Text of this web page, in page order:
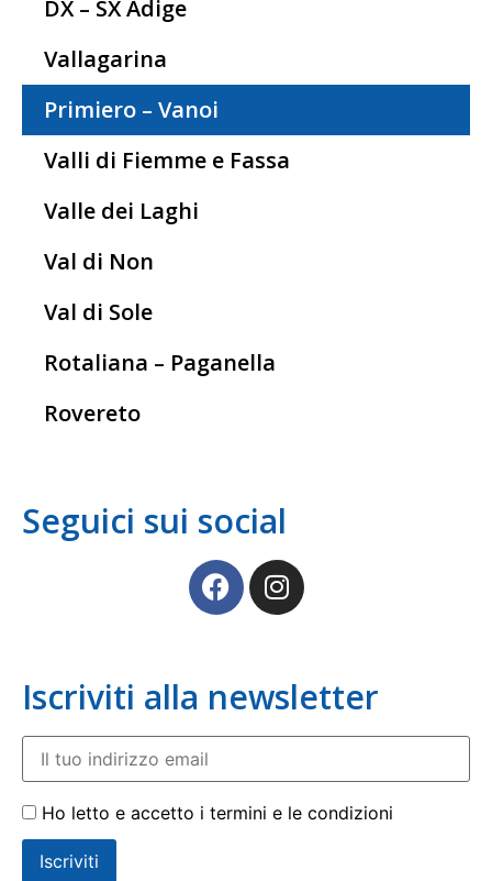
DX – SX Adige
Vallagarina
Primiero – Vanoi
Valli di Fiemme e Fassa
Valle dei Laghi
Val di Non
Val di Sole
Rotaliana – Paganella
Rovereto
Seguici sui social
Iscriviti alla newsletter
Ho letto e accetto i termini e le condizioni